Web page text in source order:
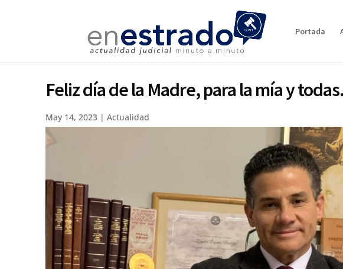
Portada
Feliz día de la Madre, para la mía y
May 14, 2023 |Actualidad